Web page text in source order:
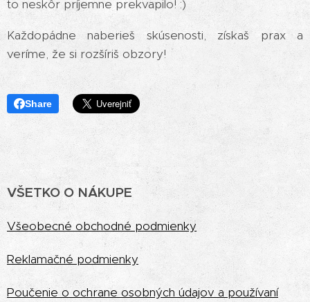
to neskôr príjemne prekvapilo! :)
Každopádne naberieš skúsenosti, získaš prax a
veríme, že si rozšíriš obzory!
Share
VŠETKO O NÁKUPE
Všeobecné obchodné podmienky
Reklamačné podmienky
Poučenie o ochrane osobných údajov a používaní